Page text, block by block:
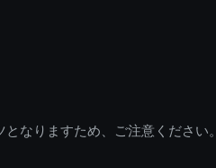
なりますため、ご注意ください。